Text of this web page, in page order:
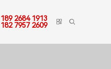
189 2684 1913
182 7957 2609  